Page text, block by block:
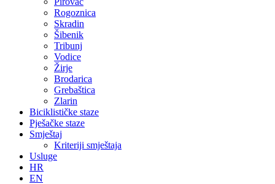
Rogoznica
Skradin
Šibenik
Tribunj
Vodice
Žirje
Brodarica
Grebaštica
Zlarin
Biciklističke staze
Pješačke staze
Smještaj
Kriteriji smještaja
Usluge
HR
EN